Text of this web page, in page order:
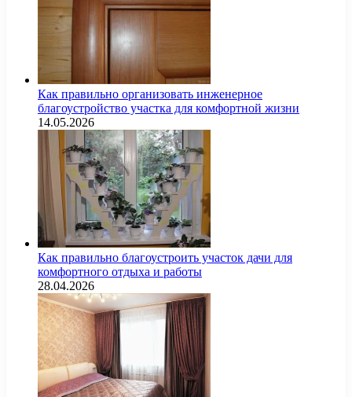
Как правильно организовать инженерное
благоустройство участка для комфортной жизни
14.05.2026
Как правильно благоустроить участок дачи для
комфортного отдыха и работы
28.04.2026